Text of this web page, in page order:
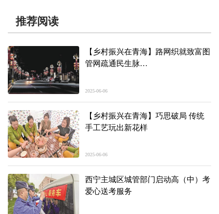
推荐阅读
【乡村振兴在青海】路网织就致富图
管网疏通民生脉
2025-06-06
【乡村振兴在青海】巧思破局 传统
手工艺玩出新花样
2025-06-06
西宁主城区城管部门启动高（中）考
爱心送考服务